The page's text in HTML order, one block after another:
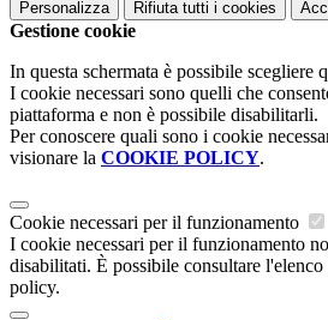
Personalizza Rifiuta tutti i cookies
Gestione cookie
In questa schermata è possibile scegliere
I cookie necessari sono quelli che
piattaforma e non è possibile disabilitarli.
Per conoscere quali sono i cookie
visionare la COOKIE POLICY.
Cookie necessari per il funzionamento
I cookie necessari per il funzionamento
disabilitati. È possibile consultare
policy.